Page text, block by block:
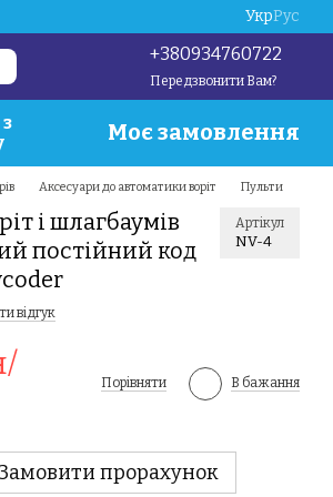
УкрРус
+380934760722
Передзвонити Вам?
Моє замовлення
Аксесуари до автоматики воріт Пульти
і шлагбаумів
постійний код
Артікул
NV-4
відгук
Порівняти В бажання
прорахунок